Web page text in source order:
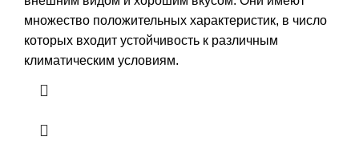
множество положительных характеристик, в число
которых входит устойчивость к различным
климатическим условиям.